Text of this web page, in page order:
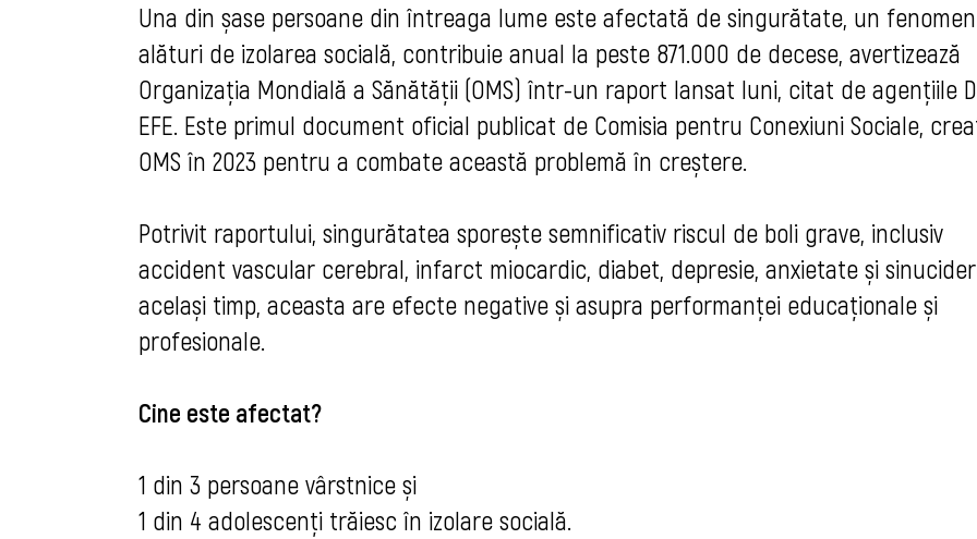
Una din șase persoane din întreaga lume este afectată de singurătate, un
alături de izolarea socială, contribuie anual la peste 871.000 de decese, avertizează
Organizația Mondială a Sănătății (OMS) într-un raport lansat luni, citat de agențiile
EFE. Este primul document oficial publicat de Comisia pentru Conexiuni Sociale,
OMS în 2023 pentru a combate această problemă în creștere.
Potrivit raportului, singurătatea sporește semnificativ riscul de boli grave, inclusiv
accident vascular cerebral, infarct miocardic, diabet, depresie, anxietate și
același timp, aceasta are efecte negative și asupra performanței educaționale și
profesionale.
Cine este afectat?
1 din 3 persoane vârstnice și
1 din 4 adolescenți trăiesc în izolare socială.